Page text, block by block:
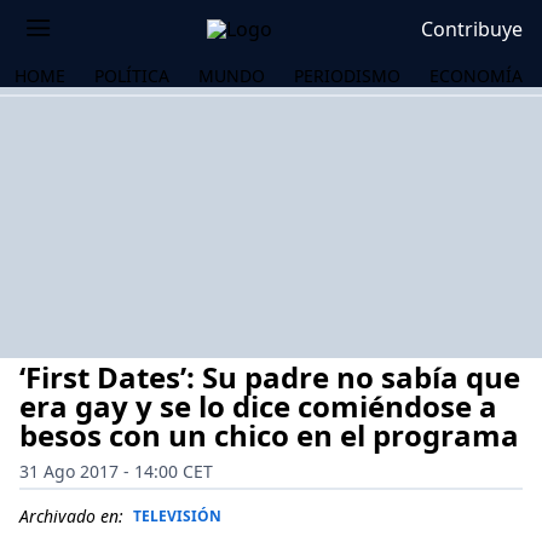
Contribuye
HOME POLÍTICA MUNDO PERIODISMO ECONOMÍA
‘First Dates’: Su padre no sabía que
era gay y se lo dice comiéndose a
besos con un chico en el programa
31 Ago 2017 - 14:00 CET
Archivado en: TELEVISIÓN